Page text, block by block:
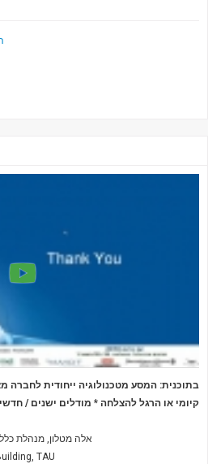
בתוכנית: המסע מטכנולוגיה ייחודית לחברה
קיומי או הרגל להצלחה * מודלים ישנים /
אלה מטלון, מנהלת
TAU